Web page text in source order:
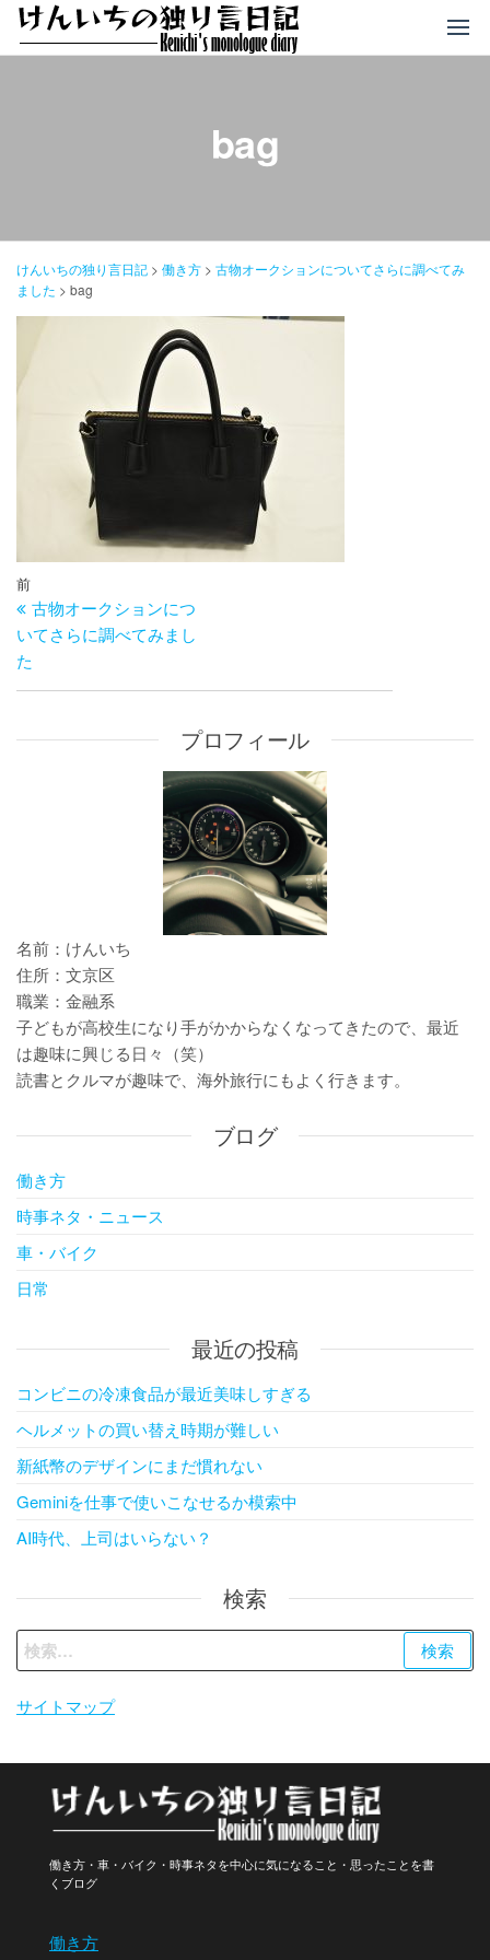
プ
bag
けんいちの独り言日記 > 働き方 > 古物オークションについてさらに調べてみ
ました > bag
投
稿
ナ
ビ
ゲ
シ
過
去
の
投
稿
前
古物オークションにつ
いてさらに調べてみまし
た
プロフィール
名前：けんいち
住所：文京区
職業：金融系
子どもが高校生になり手がかからなくなってきたので、最近
は趣味に興じる日々（笑）
読書とクルマが趣味で、海外旅行にもよく行きます。
ブログ
働き方
時事ネタ・ニュース
車・バイク
日常
最近の投稿
コンビニの冷凍食品が最近美味しすぎる
ヘルメットの買い替え時期が難しい
新紙幣のデザインにまだ慣れない
Geminiを仕事で使いこなせるか模索中
AI時代、上司はいらない？
検索
検
索:
サイトマップ
働き方
働き方・車・バイク・時事ネタを中心に気になること・思ったことを書
くブログ